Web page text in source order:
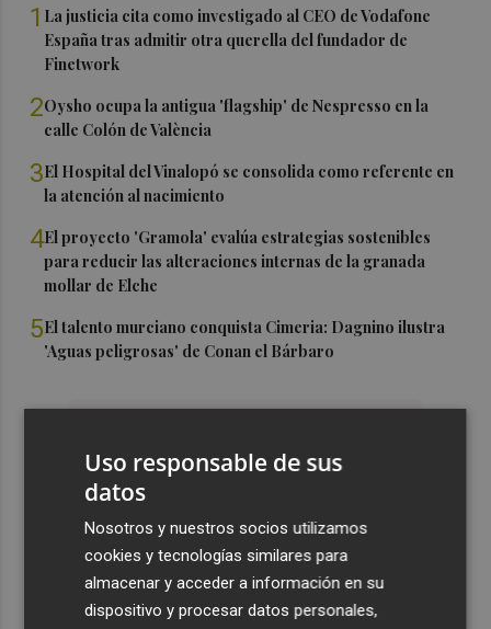
1 La justicia cita como investigado al CEO de Vodafone
España tras admitir otra querella del fundador de
Finetwork
2Oysho ocupa la antigua 'flagship' de Nespresso en la
calle Colón de València
3El Hospital del Vinalopó se consolida como referente en
la atención al nacimiento
4El proyecto 'Gramola' evalúa estrategias sostenibles
para reducir las alteraciones internas de la granada
mollar de Elche
5El talento murciano conquista Cimeria: Dagnino ilustra
'Aguas peligrosas' de Conan el Bárbaro
Uso responsable de sus
datos
Nosotros y nuestros socios utilizamos
cookies y tecnologías similares para
almacenar y acceder a información en su
dispositivo y procesar datos personales,